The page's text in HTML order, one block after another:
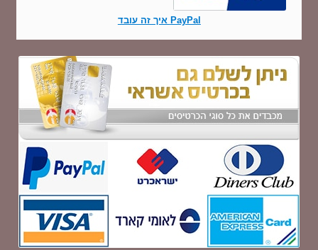
PayPal איך זה עובד